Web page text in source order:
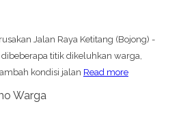
Jalan Raya Ketitang (Bojong) -
titik dikeluhkan warga,
kondisi jalan Read more
Warga